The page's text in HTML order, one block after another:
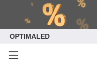
OPTIMALED